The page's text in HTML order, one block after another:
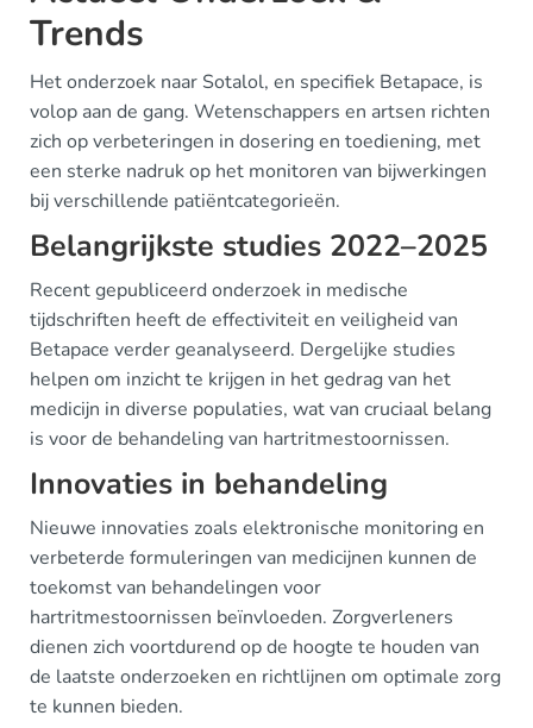
Trends
Het onderzoek naar Sotalol, en specifiek Betapace, is
volop aan de gang. Wetenschappers en artsen richten
zich op verbeteringen in dosering en toediening, met
een sterke nadruk op het monitoren van bijwerkingen
bij verschillende patiëntcategorieën.
Belangrijkste studies 2022–2025
Recent gepubliceerd onderzoek in medische
tijdschriften heeft de effectiviteit en veiligheid van
Betapace verder geanalyseerd. Dergelijke studies
helpen om inzicht te krijgen in het gedrag van het
medicijn in diverse populaties, wat van cruciaal belang
is voor de behandeling van hartritmestoornissen.
Innovaties in behandeling
Nieuwe innovaties zoals elektronische monitoring en
verbeterde formuleringen van medicijnen kunnen de
toekomst van behandelingen voor
hartritmestoornissen beïnvloeden. Zorgverleners
dienen zich voortdurend op de hoogte te houden van
de laatste onderzoeken en richtlijnen om optimale zorg
te kunnen bieden.